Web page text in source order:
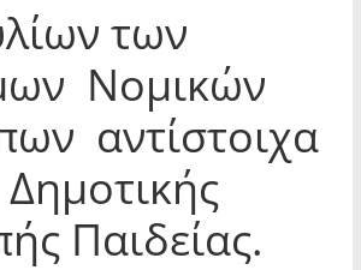
των
Νομικών
αντίστοιχα
Παιδείας.